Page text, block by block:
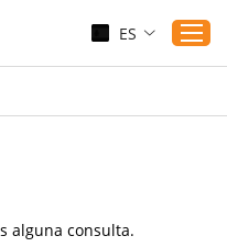
ES
alguna consulta.